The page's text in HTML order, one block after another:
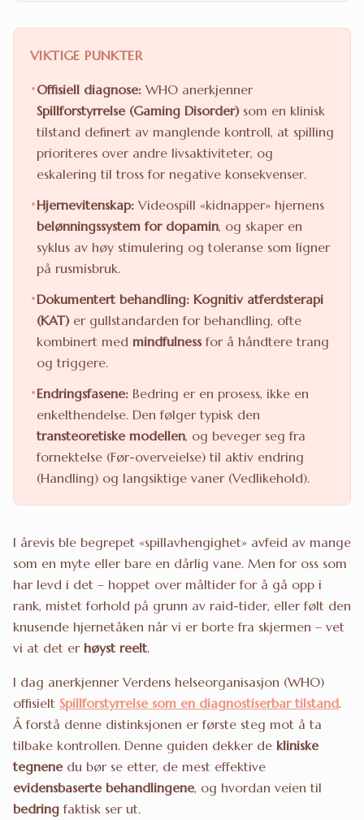
VIKTIGE PUNKTER
•Offisiell diagnose: WHO anerkjenner
Spillforstyrrelse (Gaming Disorder)som en klinisk
tilstand definert av manglende kontroll, at spilling
prioriteres over andre livsaktiviteter, og
eskalering til tross for negative konsekvenser.
•Hjernevitenskap: Videospill «kidnapper» hjernens
belønningssystem for dopamin, og skaper en
syklus av høy stimulering og toleranse som ligner
på rusmisbruk.
•Dokumentert behandling: Kognitiv atferdsterapi
(KAT)er gullstandarden for behandling, ofte
kombinert med mindfulnessfor å håndtere trang
og triggere.
•Endringsfasene: Bedring er en prosess, ikke en
enkelthendelse. Den følger typisk den
transteoretiske modellen, og beveger seg fra
fornektelse (Før-overveielse) til aktiv endring
(Handling) og langsiktige vaner (Vedlikehold).
I årevis ble begrepet «spillavhengighet» avfeid av mange
som en myte eller bare en dårlig vane. Men for oss som
har levd i det – hoppet over måltider for å gå opp i
rank, mistet forhold på grunn av raid-tider, eller følt den
knusende hjernetåken når vi er borte fra skjermen – vet
vi at det er høyst reelt.
I dag anerkjenner Verdens helseorganisasjon (WHO)
offisielt Spillforstyrrelse som en diagnostiserbar tilstand.
Å forstå denne distinksjonen er første steg mot å ta
tilbake kontrollen. Denne guiden dekker de kliniske
tegnene du bør se etter, de mest effektive
evidensbaserte behandlingene, og hvordan veien til
bedring faktisk ser ut.